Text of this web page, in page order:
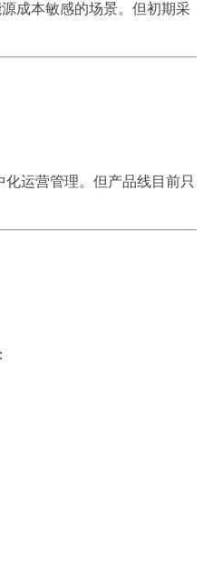
成本敏感的场景。但初期采
运营管理。但产品线目前只